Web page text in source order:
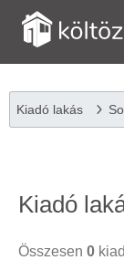
Kiadó lakás
Kiadó
Összesen 0